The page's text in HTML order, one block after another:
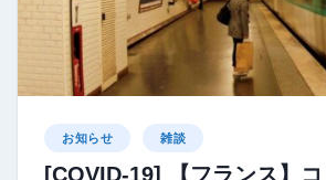
お知らせ 雑談
[COVID-19] 【フランス】